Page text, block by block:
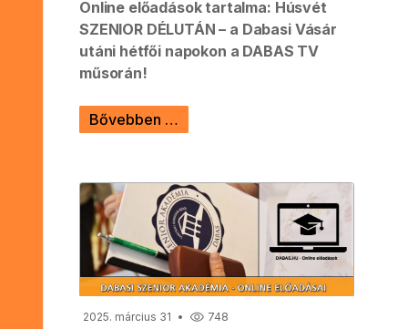
Online előadások tartalma: Húsvét
SZENIOR DÉLUTÁN – a Dabasi Vásár
utáni hétfői napokon a DABAS TV
műsorán!
Bővebben …
2025. március 31 748